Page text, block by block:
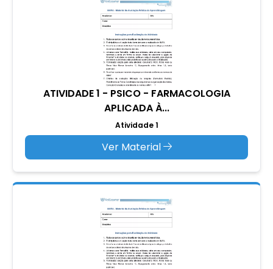
ATIVIDADE 1 - PSICO - FARMACOLOGIA
APLICADA À...
Atividade 1
Ver Material